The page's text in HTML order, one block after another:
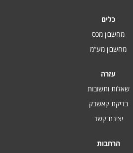
כלים
מחשבון מכס
מחשבון מע“מ
עזרה
שאלות ותשובות
בדיקת קאשבק
יצירת קשר
הרחבות